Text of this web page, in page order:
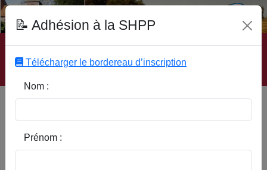
Accueil | Site SHPP | Auteurs | Editeurs | Rubriques |
Sous-Rubriques | Mots-Clefs | Contact
en-Pévèle
📝 Adhésion à la SHPP
Télécharger le bordereau d’inscription
Nom :
Prénom :